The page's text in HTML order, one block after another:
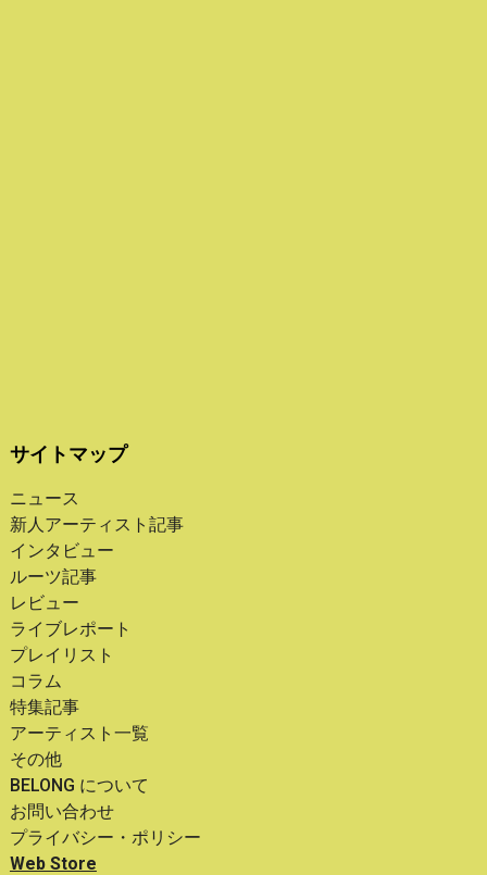
サイトマップ
ニュース
新人アーティスト記事
インタビュー
ルーツ記事
レビュー
ライブレポート
プレイリスト
コラム
特集記事
アーティスト一覧
その他
BELONG について
お問い合わせ
プライバシー・ポリシー
Web Store